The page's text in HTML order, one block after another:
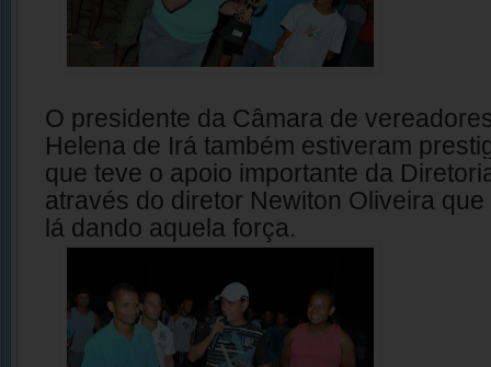
O presidente da Câmara de
Helena de Irá também estiveram
que teve o apoio importante da
através do diretor Newiton Oliveira
lá dando aquela força.